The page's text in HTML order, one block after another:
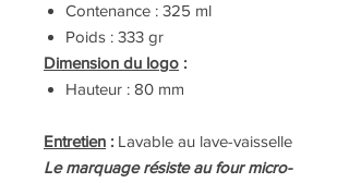
Contenance : 325 ml
Poids : 333 gr
Dimension du logo :
Hauteur : 80 mm
Entretien : Lavable au lave-vaisselle
Le marquage résiste au four micro-